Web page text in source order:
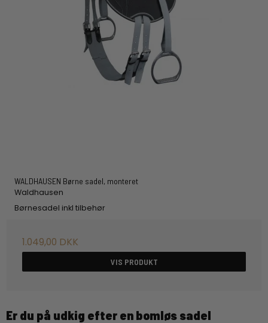
WALDHAUSEN Børne sadel, monteret
Waldhausen
Børnesadel inkl tilbehør
1.049,00 DKK
VIS PRODUKT
Er du på udkig efter en bomløs sadel